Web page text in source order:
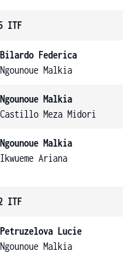
ITF
Bilardo Federica
Ngounoue Malkia
Ngounoue Malkia
Castillo Meza Midori
Ngounoue Malkia
Ikwueme Ariana
ITF
Petruzelova Lucie
Ngounoue Malkia